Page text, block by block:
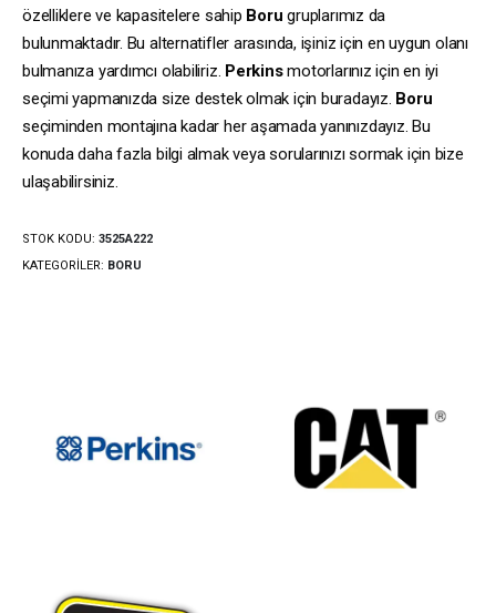
özelliklere ve kapasitelere sahip Boru gruplarımız da
bulunmaktadır. Bu alternatifler arasında, işiniz için en uygun olanı
bulmanıza yardımcı olabiliriz. Perkinsmotorlarınız için en iyi
seçimi yapmanızda size destek olmak için buradayız. Boru
seçiminden montajına kadar her aşamada yanınızdayız. Bu
konuda daha fazla bilgi almak veya sorularınızı sormak için bize
ulaşabilirsiniz.
STOK KODU: 3525A222
KATEGORILER: BORU